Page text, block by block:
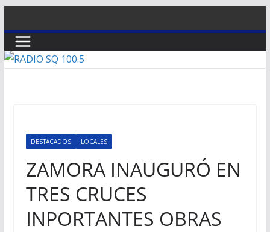
al
contenido
DESTACADOS LOCALES
ZAMORA INAUGURÓ EN
TRES CRUCES
INPORTANTES OBRAS